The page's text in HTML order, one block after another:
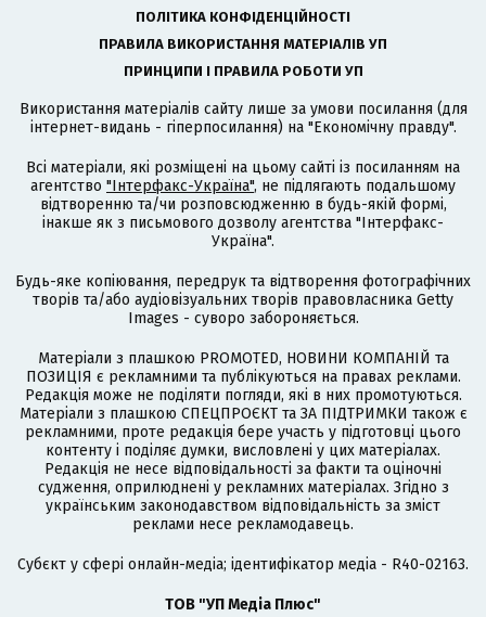
ПОЛІТИКА КОНФІДЕНЦІЙНОСТІ
ПРАВИЛА ВИКОРИСТАННЯ МАТЕРІАЛІВ УП
ПРИНЦИПИ І ПРАВИЛА РОБОТИ УП
Використання матеріалів сайту лише за умови посилання (для
інтернет-видань - гіперпосилання) на "Економічну правду".
Всі матеріали, які розміщені на цьому сайті із посиланням на
агентство "Інтерфакс-Україна", не підлягають подальшому
відтворенню та/чи розповсюдженню в будь-якій формі,
інакше як з письмового дозволу агентства "Інтерфакс-
Україна".
Будь-яке копіювання, передрук та відтворення фотографічних
творів та/або аудіовізуальних творів правовласника Getty
Images - суворо забороняється.
Матеріали з плашкою PROMOTED, НОВИНИ КОМПАНІЙ та
ПОЗИЦІЯ є рекламними та публікуються на правах реклами.
Редакція може не поділяти погляди, які в них промотуються.
Матеріали з плашкою СПЕЦПРОЄКТ та ЗА ПІДТРИМКИ також є
рекламними, проте редакція бере участь у підготовці цього
контенту і поділяє думки, висловлені у цих матеріалах.
Редакція не несе відповідальності за факти та оціночні
судження, оприлюднені у рекламних матеріалах. Згідно з
українським законодавством відповідальність за зміст
реклами несе рекламодавець.
Cубєкт у сфері онлайн-медіа; ідентифікатор медіа - R40-02163.
ТОВ "УП Медіа Плюс"